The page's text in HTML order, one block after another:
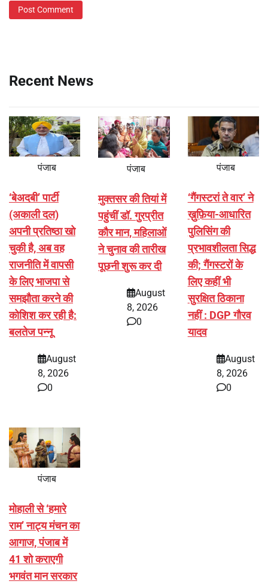
Recent News
पंजाब
‘बेअदबी’ पार्टी
(अकाली दल)
अपनी प्रतिष्ठा खो
चुकी है, अब वह
राजनीति में वापसी
के लिए भाजपा से
समझौता करने की
कोशिश कर रही है:
बलतेज पन्नू
August
8, 2026
0
पंजाब
मुक्तसर की तियां में
पहुंचीं डॉ. गुरप्रीत
कौर मान, महिलाओं
ने चुनाव की तारीख
पूछनी शुरू कर दी
August
8, 2026
0
पंजाब
‘गैंगस्टरां ते वार’ ने
ख़ुफ़िया-आधारित
पुलिसिंग की
प्रभावशीलता सिद्ध
की; गैंगस्टरों के
लिए कहीं भी
सुरक्षित ठिकाना
नहीं : DGP गौरव
यादव
August
8, 2026
0
पंजाब
मोहाली से ‘हमारे
राम’ नाट्य मंचन का
आगाज, पंजाब में
41 शो कराएगी
भगवंत मान सरकार